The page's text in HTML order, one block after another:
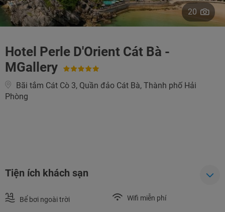
20
Hotel Perle D'Orient Cát Bà -
MGallery
Bãi tắm Cát Cò 3, Quần đảo Cát Bà, Thành phố Hải
Phòng
Tiện ích khách sạn
Bể bơi ngoài trời Wifi miễn phí